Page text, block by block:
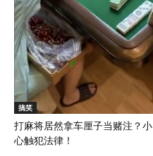
搞笑
打麻将居然拿车厘子当赌注？小
心触犯法律！